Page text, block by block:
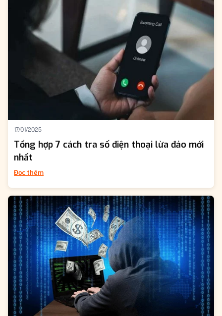
17/01/2025
Tổng hợp 7 cách tra số điện thoại lừa đảo mới
nhất
Đọc thêm